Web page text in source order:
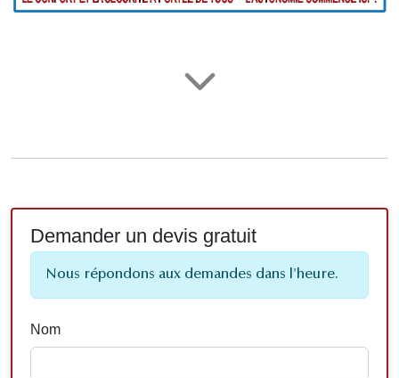
Demander un devis gratuit
Nous répondons aux demandes dans l'heure.
Nom